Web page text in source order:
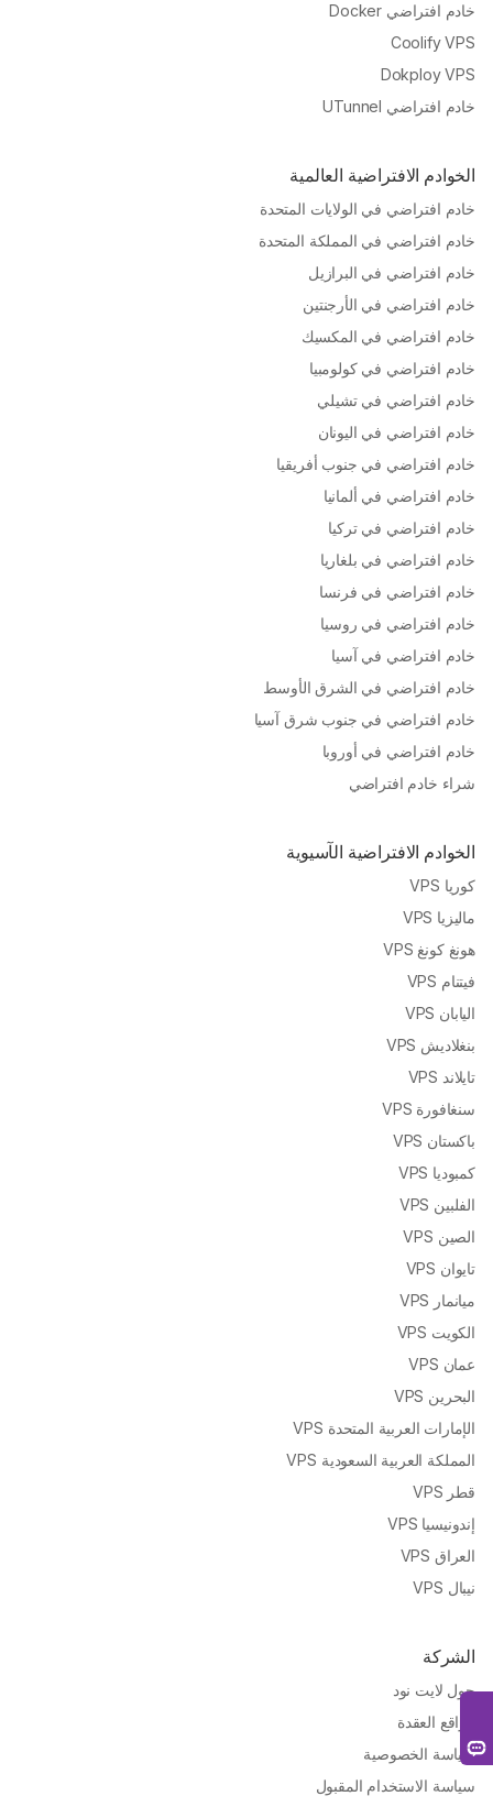
خادم افتراضي Docker
Coolify VPS
Dokploy VPS
خادم افتراضي UTunnel
الخوادم الافتراضية العالمية
خادم افتراضي في الولايات المتحدة
خادم افتراضي في المملكة المتحدة
خادم افتراضي في البرازيل
خادم افتراضي في الأرجنتين
خادم افتراضي في المكسيك
خادم افتراضي في كولومبيا
خادم افتراضي في تشيلي
خادم افتراضي في اليونان
خادم افتراضي في جنوب أفريقيا
خادم افتراضي في ألمانيا
خادم افتراضي في تركيا
خادم افتراضي في بلغاريا
خادم افتراضي في فرنسا
خادم افتراضي في روسيا
خادم افتراضي في آسيا
خادم افتراضي في الشرق الأوسط
خادم افتراضي في جنوب شرق آسيا
خادم افتراضي في أوروبا
شراء خادم افتراضي
الخوادم الافتراضية الآسيوية
كوريا VPS
ماليزيا VPS
هونغ كونغ VPS
فيتنام VPS
اليابان VPS
بنغلاديش VPS
تايلاند VPS
سنغافورة VPS
باكستان VPS
كمبوديا VPS
الفلبين VPS
الصين VPS
تايوان VPS
ميانمار VPS
الكويت VPS
عمان VPS
البحرين VPS
الإمارات العربية المتحدة VPS
المملكة العربية السعودية VPS
قطر VPS
إندونيسيا VPS
العراق VPS
نيبال VPS
الشركة
حول لايت نود
مواقع العقدة
سياسة الخصوصية
سياسة الاستخدام المقبول